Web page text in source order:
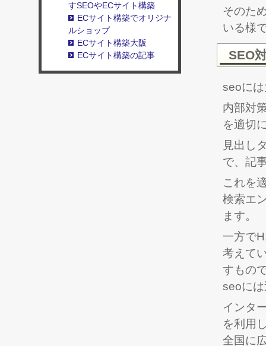
すSEOやECサイト構築
ECサイト構築でオリジナ
ルショップ
ECサイト構築大阪
ECサイト構築の記事
そのた
いる様
SEO
seoに
内部対
を適切
見出し
で、記
これを
検索エ
ます。
一方で
考えて
すもの
seoに
インタ
を利用
全国に